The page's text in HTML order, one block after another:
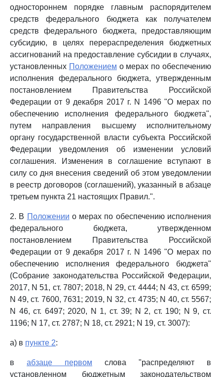
одностороннем порядке главным распорядителем
средств федерального бюджета как получателем
средств федерального бюджета, предоставляющим
субсидию, в целях перераспределения бюджетных
ассигнований на предоставление субсидии в случаях,
установленных Положением о мерах по обеспечению
исполнения федерального бюджета, утвержденным
постановлением Правительства Российской
Федерации от 9 декабря 2017 г. N 1496 "О мерах по
обеспечению исполнения федерального бюджета",
путем направления высшему исполнительному
органу государственной власти субъекта Российской
Федерации уведомления об изменении условий
соглашения. Изменения в соглашение вступают в
силу со дня внесения сведений об этом уведомлении
в реестр договоров (соглашений), указанный в абзаце
третьем пункта 21 настоящих Правил.".
2. В Положении о мерах по обеспечению исполнения
федерального бюджета, утвержденном
постановлением Правительства Российской
Федерации от 9 декабря 2017 г. N 1496 "О мерах по
обеспечению исполнения федерального бюджета"
(Собрание законодательства Российской Федерации,
2017, N 51, ст. 7807; 2018, N 29, ст. 4444; N 43, ст. 6599;
N 49, ст. 7600, 7631; 2019, N 32, ст. 4735; N 40, ст. 5567;
N 46, ст. 6497; 2020, N 1, ст. 39; N 2, ст. 190; N 9, ст.
1196; N 17, ст. 2787; N 18, ст. 2921; N 19, ст. 3007):
а) в пункте 2:
в абзаце первом слова "распределяют в
установленном бюджетным законодательством